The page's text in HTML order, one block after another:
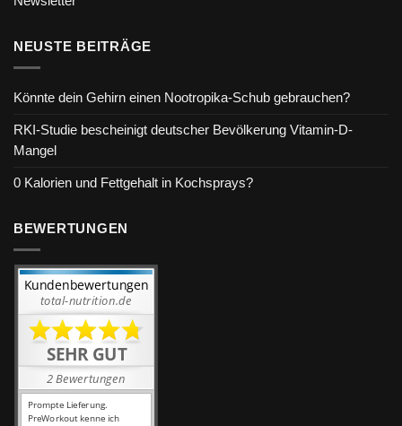
NEUSTE BEITRÄGE
Könnte dein Gehirn einen Nootropika-Schub gebrauchen?
RKI-Studie bescheinigt deutscher Bevölkerung Vitamin-D-
Mangel
0 Kalorien und Fettgehalt in Kochsprays?
BEWERTUNGEN